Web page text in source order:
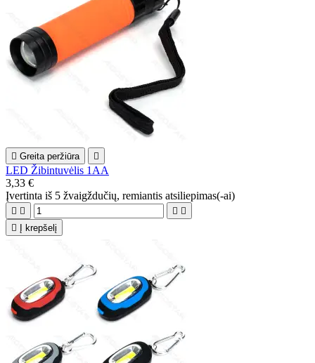
 Greita peržiūra 
LED Žibintuvėlis 1AA
3,33 €
Įvertinta iš 5 žvaigždučių, remiantis atsiliepimas(-ai)
   

Į krepšelį